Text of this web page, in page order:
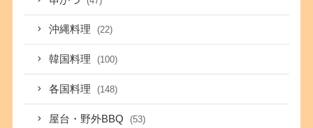
沖縄料理 (22)
韓国料理 (100)
各国料理 (148)
屋台・野外BBQ (53)